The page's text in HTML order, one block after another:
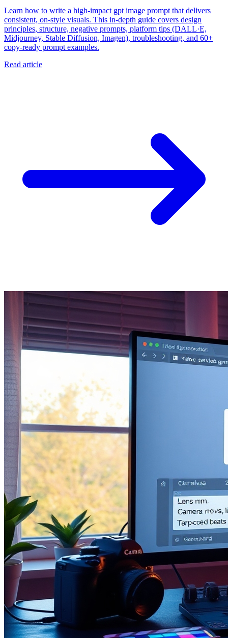
Learn how to write a high‑impact gpt image prompt that delivers
consistent, on‑style visuals. This in‑depth guide covers design
principles, structure, negative prompts, platform tips (DALL·E,
Midjourney, Stable Diffusion, Imagen), troubleshooting, and 60+
copy‑ready prompt examples.
Read article